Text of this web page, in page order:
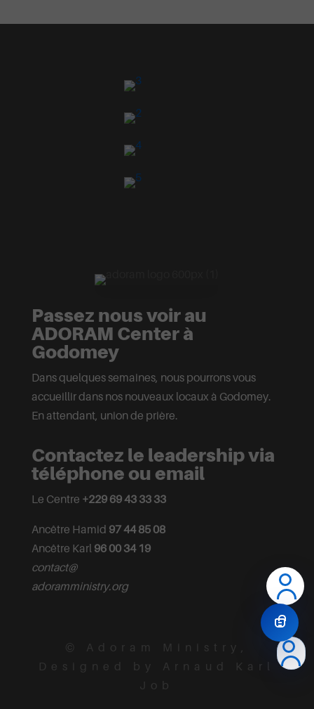
Passez nous voir au
ADORAM Center à
Godomey
Dans quelques semaines, nous pourrons vous
accueillir dans nos nouveaux locaux à Godomey.
En attendant, union de prière.
Contactez le leadership via
téléphone ou email
Le Centre +229 69 43 33 33
Ancêtre Hamid 97 44 85 08
Ancêtre Karl 96 00 34 19
contact@
adoramministry.org
© Adoram Ministry,
Designed by Arnaud Karl
Job